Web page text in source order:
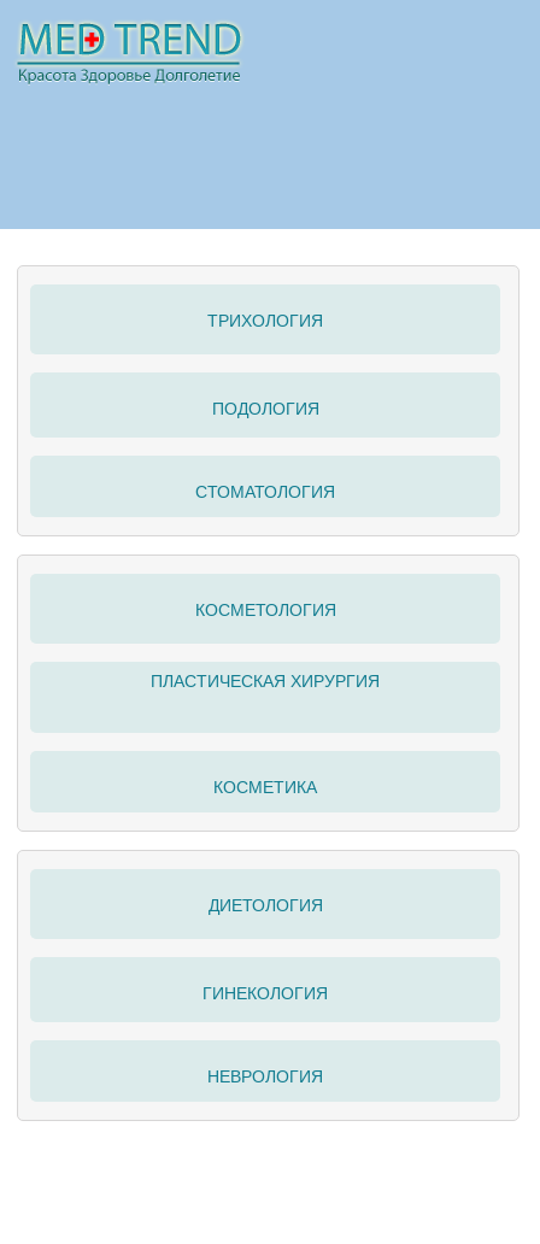
ПОЛЕЗНО
ТРИХОЛОГИЯ
ПОДОЛОГИЯ
СТОМАТОЛОГИЯ
КОСМЕТОЛОГИЯ
ПЛАСТИЧЕСКАЯ ХИРУРГИЯ
КОСМЕТИКА
ДИЕТОЛОГИЯ
ГИНЕКОЛОГИЯ
НЕВРОЛОГИЯ